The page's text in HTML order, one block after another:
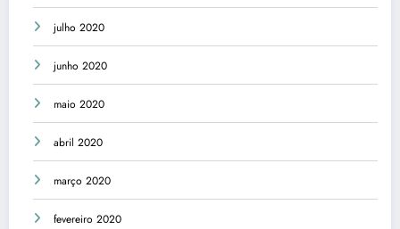
julho 2020
junho 2020
maio 2020
abril 2020
março 2020
fevereiro 2020